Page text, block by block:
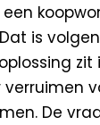
is
oplossing
De